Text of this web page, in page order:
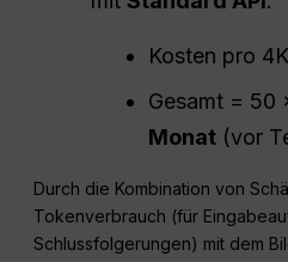
Kosten pro
Gesamt =
Monat (vor
Durch die Kombination von
Tokenverbrauch (für
Schlussfolgerungen) mit dem